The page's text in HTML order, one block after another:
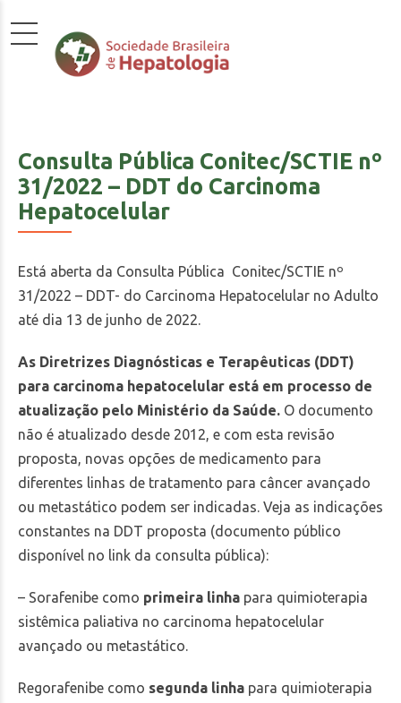
Consulta Pública Conitec/SCTIE nº
31/2022 – DDT do Carcinoma
Hepatocelular
Está aberta da Consulta Pública Conitec/SCTIE nº
31/2022 – DDT- do Carcinoma Hepatocelular no Adulto
até dia 13 de junho de 2022.
As Diretrizes Diagnósticas e Terapêuticas (DDT)
para carcinoma hepatocelular está em processo de
atualização pelo Ministério da Saúde. O documento
não é atualizado desde 2012, e com esta revisão
proposta, novas opções de medicamento para
diferentes linhas de tratamento para câncer avançado
ou metastático podem ser indicadas. Veja as indicações
constantes na DDT proposta (documento público
disponível no link da consulta pública):
– Sorafenibe como primeira linha para quimioterapia
sistêmica paliativa no carcinoma hepatocelular
avançado ou metastático.​
Regorafenibe como segunda linha para quimioterapia